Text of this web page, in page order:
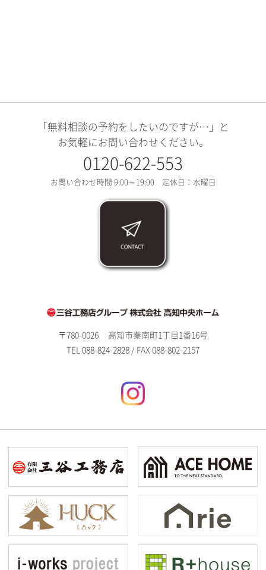
「無料相談の予約をしたいのですが…」と
お気軽にお問い合わせください。
0120-622-553
お問い合わせ時間 9:00～19:00 定休日：水曜日
〒780-0026
高知市秦南町1丁目1番16号
TEL 088-824-2828 / FAX 088-802-2157